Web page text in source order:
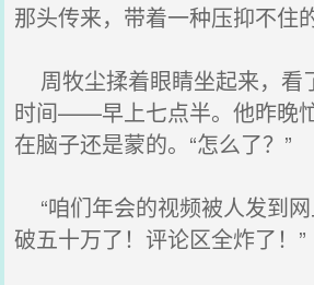
那头传来，带着一种压抑不住
周牧尘揉着眼睛坐起来，看
时间——早上七点半。他昨晚
在脑子还是蒙的。“怎么了？”
“咱们年会的视频被人发到
破五十万了！评论区全炸了！”